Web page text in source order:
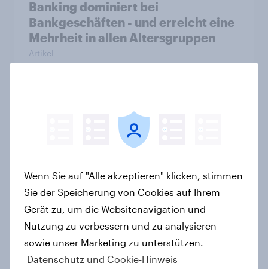
Banking dominiert bei
Bankgeschäften - und erreicht eine
Mehrheit in allen Altersgruppen
Artikel
Neues Smartphone, neue Marke?
Jeder zweite Käufer ist offen für
einen Wechsel – KI-Funktionen
Artikel
Neun von zehn Deutschen nutzen
mindestens einen Meta-Dienst –
Vorteil für Meta im Wettbewerb um
Wenn Sie auf "Alle akzeptieren" klicken, stimmen
Sie der Speicherung von Cookies auf Ihrem
Gerät zu, um die Websitenavigation und -
Nutzung zu verbessern und zu analysieren
sowie unser Marketing zu unterstützen.
Datenschutz und Cookie-Hinweis